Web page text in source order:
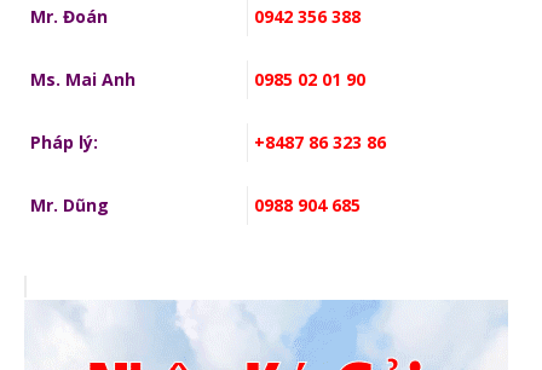
Mr. Đoán 0942 356 388
Ms. Mai Anh 0985 02 01 90
Pháp lý: +8487 86 323 86
Mr. Dũng 0988 904 685